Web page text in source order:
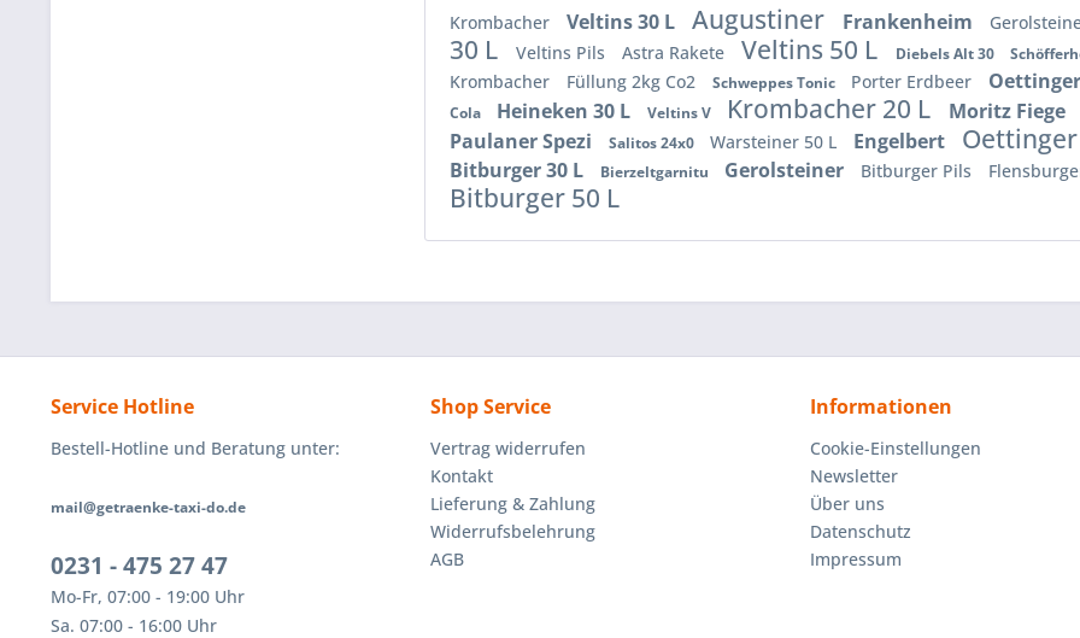
Krombacher Veltins 30 L Augustiner Frankenheim
30 L
Veltins Pils Astra Rakete Veltins 50 L Diebels Alt 30
Krombacher Füllung 2kg Co2 Schweppes Tonic Porter Erdbeer
Cola
Heineken 30 L Veltins V Krombacher 20 L Moritz Fiege
Paulaner Spezi Salitos 24x0 Warsteiner 50 L Engelbert
Bitburger 30 L Bierzeltgarnitu Gerolsteiner Bitburger Pils
Bitburger 50 L
Service Hotline
Bestell-Hotline und Beratung unter:
mail@getraenke-taxi-do.de
0231 - 475 27 47
Mo-Fr, 07:00 - 19:00 Uhr
Sa. 07:00 - 16:00 Uhr
Shop Service
Vertrag widerrufen
Kontakt
Lieferung & Zahlung
Widerrufsbelehrung
AGB
Informationen
Cookie-Einstellungen
Newsletter
Über uns
Datenschutz
Impressum